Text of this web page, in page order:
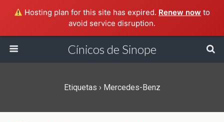
Hosting plan for this site has expired. Renew now to
avoid service disruption.
Cínicos de Sinope
Etiquetas › Mercedes-Benz